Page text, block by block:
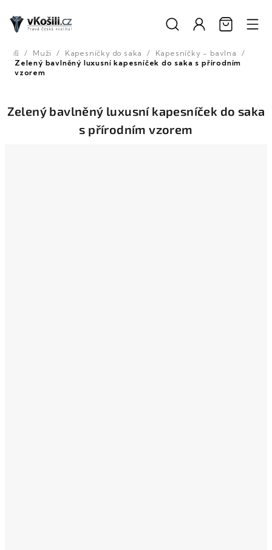
obsah
Domů
/ Muži / Kapesníčky do saka / Kapesníčky - bavlna
/
Zelený bavlněný luxusní kapesníček do saka s přírodním
vzorem
Zelený bavlněný luxusní kapesníček do saka
s přírodním vzorem